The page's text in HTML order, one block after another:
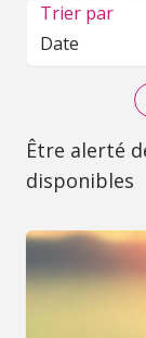
Trier par
Date
Être alerté
disponibles